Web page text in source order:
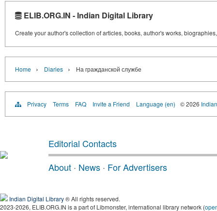
ELIB.ORG.IN - Indian Digital Library
Create your author's collection of articles, books, author's works,
Home › Diaries › На гражданской службе
Privacy Terms FAQ Invite a Friend Language (en) © 2026
Editorial Contacts
About · News · For Advertisers
Indian Digital Library® All rights reserved.
2023-2026, ELIB.ORG.IN is a part of Libmonster, international library network (